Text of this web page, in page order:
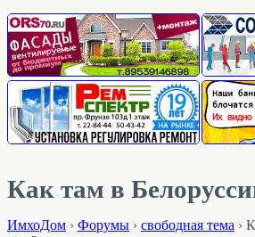
Как там в
ИмхоДом › Форумы › свободная тема ›